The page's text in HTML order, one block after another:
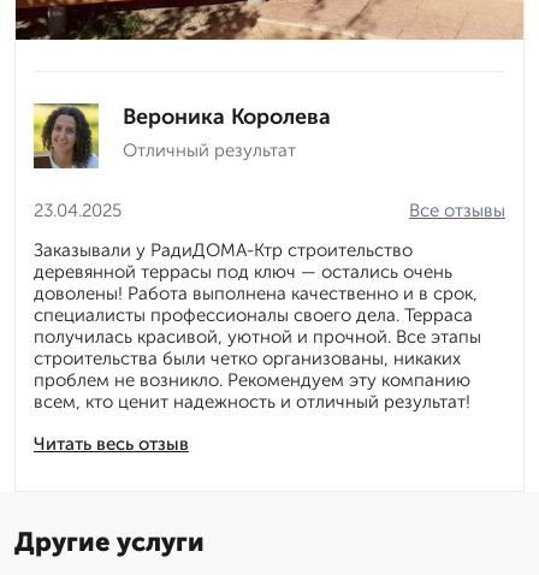
Вероника Королева
Отличный результат
23.04.2025
Читать весь отзыв
Все отзывы
Заказывали у РадиДОМА-Ктр строительство
деревянной террасы под ключ — остались очень
доволены! Работа выполнена качественно и в срок,
специалисты профессионалы своего дела. Терраса
получилась красивой, уютной и прочной. Все этапы
строительства были четко организованы, никаких
проблем не возникло. Рекомендуем эту компанию
всем, кто ценит надежность и отличный результат!
Другие услуги